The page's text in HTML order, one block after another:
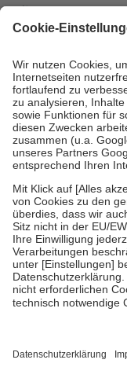
mit.
Grundsätzlich leisten
höchstens zehn Euro.
Kosten der Leistung
Diese Regeln gelten
Bei Heilmitteln und
Zuzahlung zehn
Verordnung.
Um das Engagement
stärken und die
fallenkeine
• Kindern und
mit Ausnahme der
• Untersuchungen zur
GKV getragen werden
• empfohlenen
• Harn- und
getroffen, um